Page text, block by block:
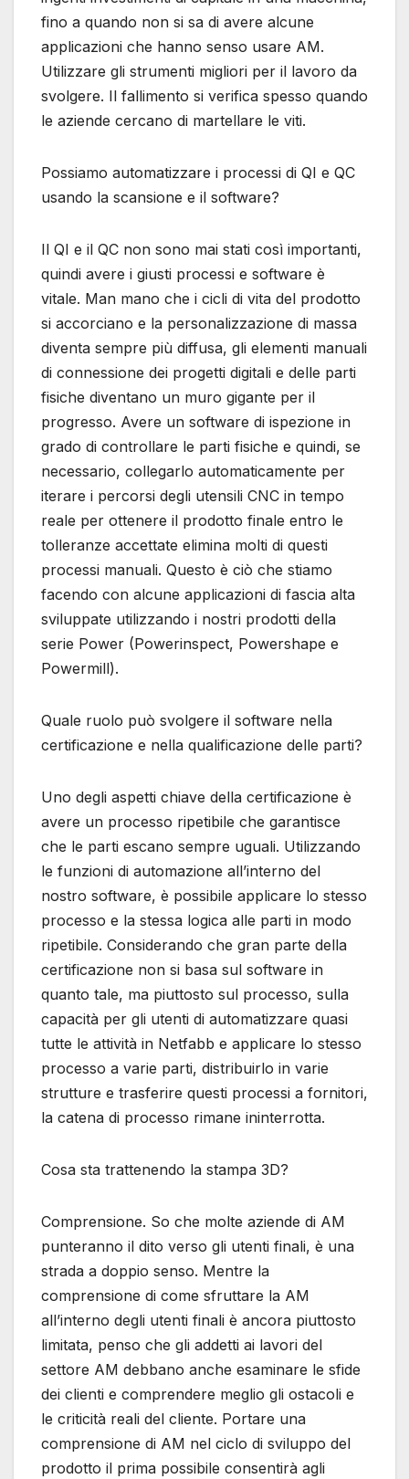
fino a quando non si sa di avere alcune
applicazioni che hanno senso usare AM.
Utilizzare gli strumenti migliori per il lavoro da
svolgere. Il fallimento si verifica spesso quando
le aziende cercano di martellare le viti.
Possiamo automatizzare i processi di QI e QC
usando la scansione e il software?
Il QI e il QC non sono mai stati così importanti,
quindi avere i giusti processi e software è
vitale. Man mano che i cicli di vita del prodotto
si accorciano e la personalizzazione di massa
diventa sempre più diffusa, gli elementi manuali
di connessione dei progetti digitali e delle parti
fisiche diventano un muro gigante per il
progresso. Avere un software di ispezione in
grado di controllare le parti fisiche e quindi, se
necessario, collegarlo automaticamente per
iterare i percorsi degli utensili CNC in tempo
reale per ottenere il prodotto finale entro le
tolleranze accettate elimina molti di questi
processi manuali. Questo è ciò che stiamo
facendo con alcune applicazioni di fascia alta
sviluppate utilizzando i nostri prodotti della
serie Power (Powerinspect, Powershape e
Powermill).
Quale ruolo può svolgere il software nella
certificazione e nella qualificazione delle parti?
Uno degli aspetti chiave della certificazione è
avere un processo ripetibile che garantisce
che le parti escano sempre uguali. Utilizzando
le funzioni di automazione all’interno del
nostro software, è possibile applicare lo stesso
processo e la stessa logica alle parti in modo
ripetibile. Considerando che gran parte della
certificazione non si basa sul software in
quanto tale, ma piuttosto sul processo, sulla
capacità per gli utenti di automatizzare quasi
tutte le attività in Netfabb e applicare lo stesso
processo a varie parti, distribuirlo in varie
strutture e trasferire questi processi a fornitori,
la catena di processo rimane ininterrotta.
Cosa sta trattenendo la stampa 3D?
Comprensione. So che molte aziende di AM
punteranno il dito verso gli utenti finali, è una
strada a doppio senso. Mentre la
comprensione di come sfruttare la AM
all’interno degli utenti finali è ancora piuttosto
limitata, penso che gli addetti ai lavori del
settore AM debbano anche esaminare le sfide
dei clienti e comprendere meglio gli ostacoli e
le criticità reali del cliente. Portare una
comprensione di AM nel ciclo di sviluppo del
prodotto il prima possibile consentirà agli